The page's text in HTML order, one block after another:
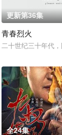
枚神秘的玉镯而
更新第36集
青春烈火
二十世纪三十年代
全24集